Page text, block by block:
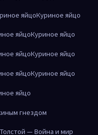
яйцоКуриное яйцо
яйцоКуриное яйцо
яйцоКуриное яйцо
яйцоКуриное яйцо
яйцо
гнездом
— Война и мир